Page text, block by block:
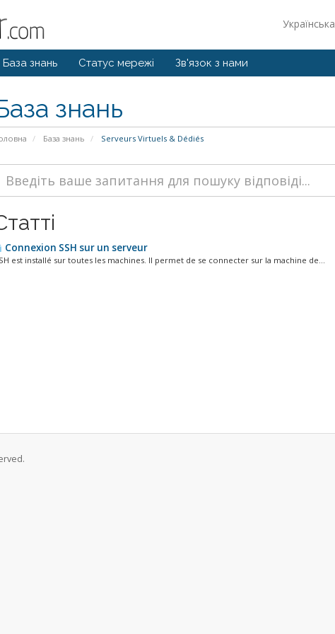
Українська
База знань Статус мережі Зв'язок з нами
знань
База знань Serveurs Virtuels & Dédiés
Connexion SSH sur un serveur
est installé sur toutes les machines. Il permet de se connecter sur la machine de...